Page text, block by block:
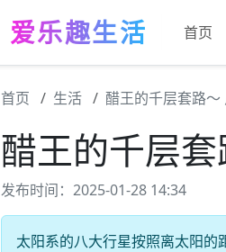
爱乐趣生活 首页
首页 生活 醋王的千层套路～
醋王的千层
发布时间：2025-01-28 14:34
太阳系的八大行星按照离太阳